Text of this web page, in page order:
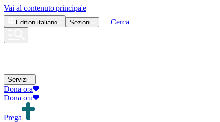
Vai al contenuto principale
Edition italiano Sezioni Cerca
Servizi
Dona ora
Dona ora
Prega